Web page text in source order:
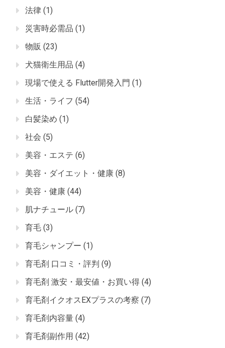
法律 (1)
災害時必需品 (1)
物販 (23)
犬猫衛生用品 (4)
現場で使える Flutter開発入門 (1)
生活・ライフ (54)
白髪染め (1)
社会 (5)
美容・エステ (6)
美容・ダイエット・健康 (8)
美容・健康 (44)
肌ナチュール (7)
育毛 (3)
育毛シャンプー (1)
育毛剤 口コミ・評判 (9)
育毛剤 激安・最安値・お買い得 (4)
育毛剤イクオスEXプラスの考察 (7)
育毛剤内容量 (4)
育毛剤副作用 (42)